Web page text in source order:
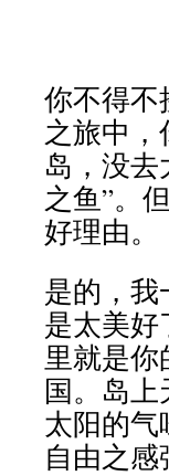
你不得不
之旅中
岛，没
之鱼”。
好理由。
是的，
是太美
里就是
国。岛
太阳的
自由之感